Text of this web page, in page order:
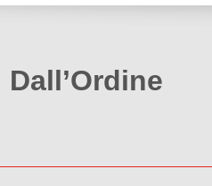
Dall’Ordine